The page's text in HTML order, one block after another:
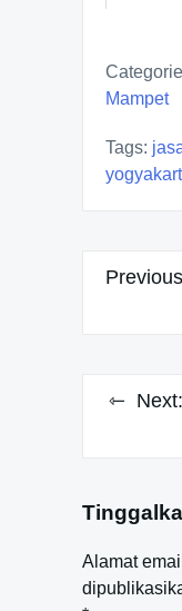
Mampet
Tags:
Next:
Alamat